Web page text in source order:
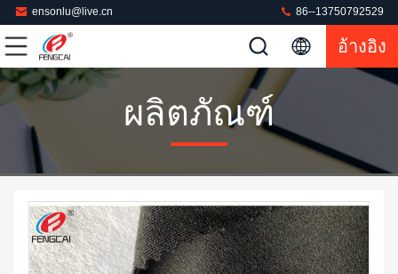
ensonlu@live.cn 86--13750792529
อ้างอิง
ผลิตภัณฑ์